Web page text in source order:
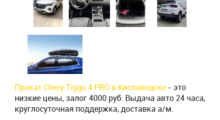
Прокат Chery Tiggo 4 PRO в Кисловодске - это
низкие цены, залог 4000 руб. Выдача авто 24 часа,
круглосуточная поддержка, доставка а/м.